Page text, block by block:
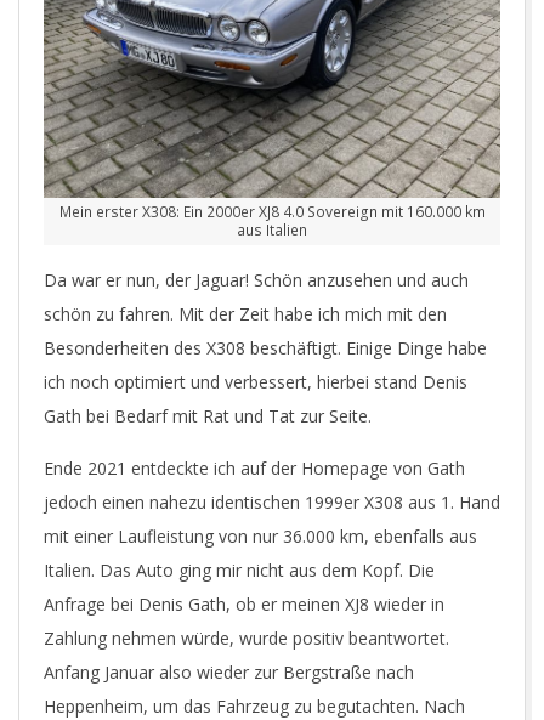
Mein erster X308: Ein 2000er XJ8 4.0 Sovereign mit 160.000 km
aus Italien
Da war er nun, der Jaguar! Schön anzusehen und auch
schön zu fahren. Mit der Zeit habe ich mich mit den
Besonderheiten des X308 beschäftigt. Einige Dinge habe
ich noch optimiert und verbessert, hierbei stand Denis
Gath bei Bedarf mit Rat und Tat zur Seite.
Ende 2021 entdeckte ich auf der Homepage von Gath
jedoch einen nahezu identischen 1999er X308 aus 1. Hand
mit einer Laufleistung von nur 36.000 km, ebenfalls aus
Italien. Das Auto ging mir nicht aus dem Kopf. Die
Anfrage bei Denis Gath, ob er meinen XJ8 wieder in
Zahlung nehmen würde, wurde positiv beantwortet.
Anfang Januar also wieder zur Bergstraße nach
Heppenheim, um das Fahrzeug zu begutachten. Nach